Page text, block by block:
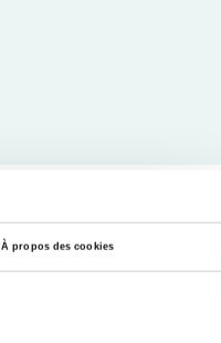
À propos des cookies